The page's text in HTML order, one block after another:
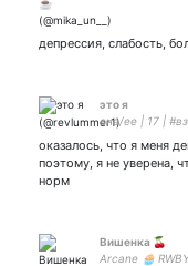
запой -
запой,
себе
депрессия, слабость,
это я
она/ее | 17 |
оказалось, что я меня
поэтому, я не уверена,
норм
Вишенка 🍒
Arcane 🧁